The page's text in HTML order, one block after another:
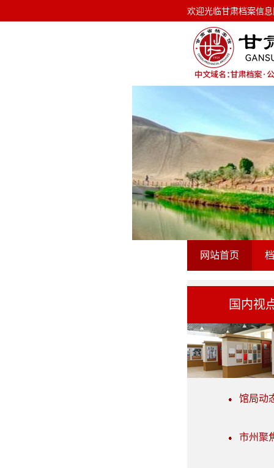
欢迎光临甘肃档案信
网站首页
国内视
馆局动
市州聚